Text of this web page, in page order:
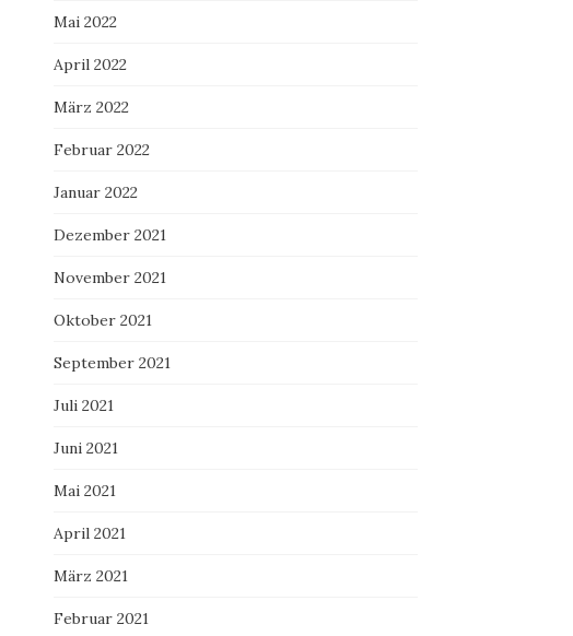
Mai 2022
April 2022
März 2022
Februar 2022
Januar 2022
Dezember 2021
November 2021
Oktober 2021
September 2021
Juli 2021
Juni 2021
Mai 2021
April 2021
März 2021
Februar 2021